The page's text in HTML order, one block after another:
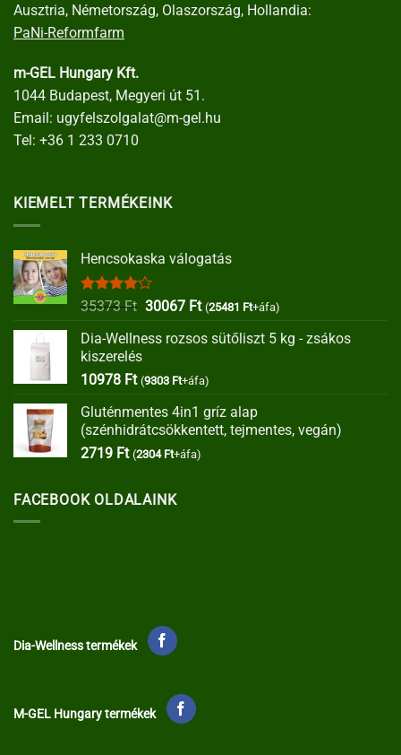
Ausztria, Németország, Olaszország, Hollandia:
PaNi-Reformfarm
m-GEL Hungary Kft.
1044 Budapest, Megyeri út 51.
Email: ugyfelszolgalat@m-gel.hu
Tel: +36 1 233 0710
KIEMELT TERMÉKEINK
Hencsokaska válogatás
Értékelés:
35373Ft Original
was:
30067 FtCurrent
is:
(25481 Ft+áfa)
Dia-Wellness rozsos sütőliszt 5 kg - zsákos
kiszerelés
10978 Ft (9303 Ft+áfa)
Gluténmentes 4in1 gríz alap
(szénhidrátcsökkentett, tejmentes, vegán)
2719 Ft (2304 Ft+áfa)
FACEBOOK OLDALAINK
Dia-Wellness termékek
M-GEL Hungary termékek